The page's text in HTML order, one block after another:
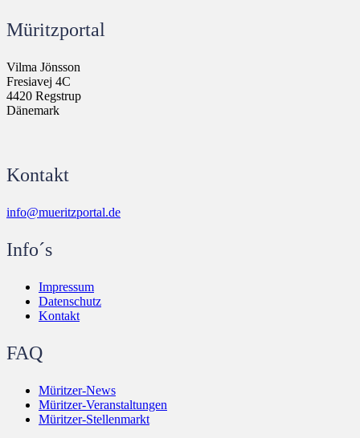
Müritzportal
Vilma Jönsson
Fresiavej 4C
4420 Regstrup
Dänemark
Kontakt
info@mueritzportal.de
Info´s
Impressum
Datenschutz
Kontakt
FAQ
Müritzer-News
Müritzer-Veranstaltungen
Müritzer-Stellenmarkt